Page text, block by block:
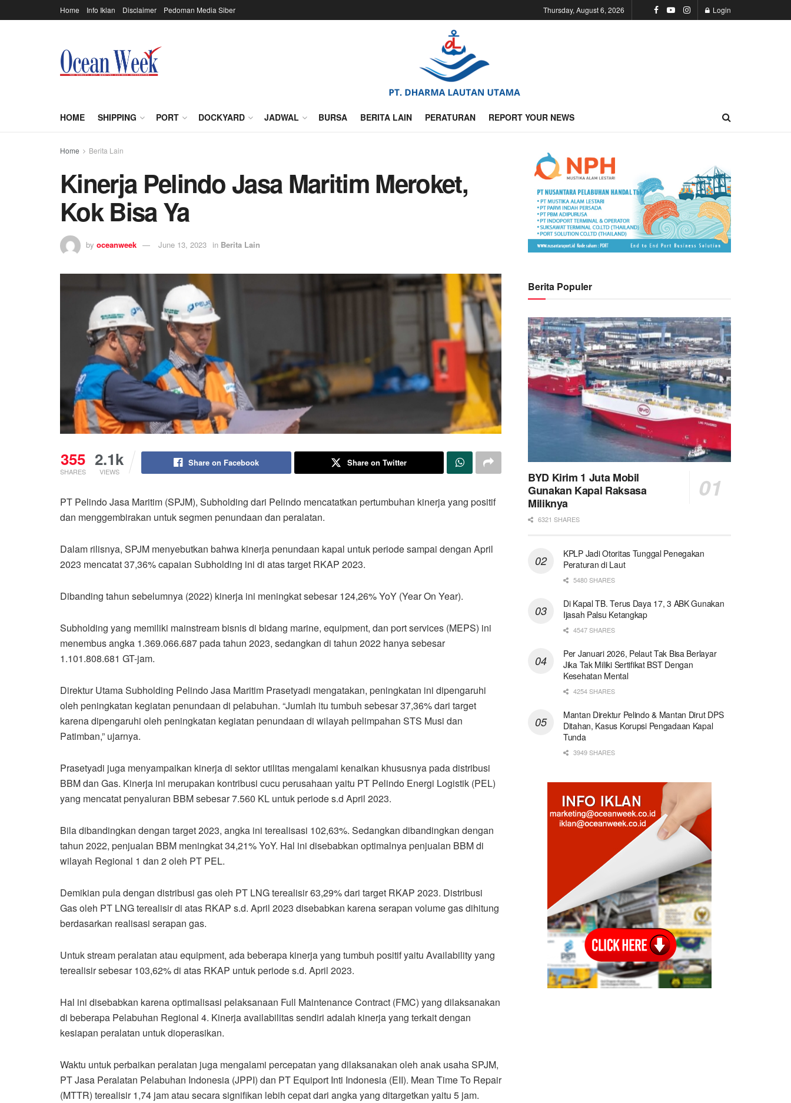
Home Info Iklan Disclaimer Pedoman Media Siber Thursday, August 6, 2026 Login
HOME SHIPPING PORT DOCKYARD JADWAL BURSA BERITA LAIN PERATURAN REPORT YOUR NEWS
Home Berita Lain
Kinerja Pelindo Jasa Maritim Meroket,
Kok Bisa Ya
by oceanweek June 13, 2023 in Berita Lain
355
SHARES
2.1k
VIEWS
Share on Facebook Share on Twitter
PT Pelindo Jasa Maritim (SPJM), Subholding dari Pelindo mencatatkan pertumbuhan kinerja yang positif
dan menggembirakan untuk segmen penundaan dan peralatan.
Dalam rilisnya, SPJM menyebutkan bahwa kinerja penundaan kapal untuk periode sampai dengan April
2023 mencatat 37,36% capaian Subholding ini di atas target RKAP 2023.
Dibanding tahun sebelumnya (2022) kinerja ini meningkat sebesar 124,26% YoY (Year On Year).
Subholding yang memiliki mainstream bisnis di bidang marine, equipment, dan port services (MEPS) ini
menembus angka 1.369.066.687 pada tahun 2023, sedangkan di tahun 2022 hanya sebesar
1.101.808.681 GT-jam.
Direktur Utama Subholding Pelindo Jasa Maritim Prasetyadi mengatakan, peningkatan ini dipengaruhi
oleh peningkatan kegiatan penundaan di pelabuhan. “Jumlah itu tumbuh sebesar 37,36% dari target
karena dipengaruhi oleh peningkatan kegiatan penundaan di wilayah pelimpahan STS Musi dan
Patimban,” ujarnya.
Prasetyadi juga menyampaikan kinerja di sektor utilitas mengalami kenaikan khususnya pada distribusi
BBM dan Gas. Kinerja ini merupakan kontribusi cucu perusahaan yaitu PT Pelindo Energi Logistik (PEL)
yang mencatat penyaluran BBM sebesar 7.560 KL untuk periode s.d April 2023.
Bila dibandingkan dengan target 2023, angka ini terealisasi 102,63%. Sedangkan dibandingkan dengan
tahun 2022, penjualan BBM meningkat 34,21% YoY. Hal ini disebabkan optimalnya penjualan BBM di
wilayah Regional 1 dan 2 oleh PT PEL.
Demikian pula dengan distribusi gas oleh PT LNG terealisir 63,29% dari target RKAP 2023. Distribusi
Gas oleh PT LNG terealisir di atas RKAP s.d. April 2023 disebabkan karena serapan volume gas dihitung
berdasarkan realisasi serapan gas.
Untuk stream peralatan atau equipment, ada beberapa kinerja yang tumbuh positif yaitu Availability yang
terealisir sebesar 103,62% di atas RKAP untuk periode s.d. April 2023.
Hal ini disebabkan karena optimalisasi pelaksanaan Full Maintenance Contract (FMC) yang dilaksanakan
di beberapa Pelabuhan Regional 4. Kinerja availabilitas sendiri adalah kinerja yang terkait dengan
kesiapan peralatan untuk dioperasikan.
Waktu untuk perbaikan peralatan juga mengalami percepatan yang dilaksanakan oleh anak usaha SPJM,
PT Jasa Peralatan Pelabuhan Indonesia (JPPI) dan PT Equiport Inti Indonesia (EII). Mean Time To Repair
(MTTR) terealisir 1,74 jam atau secara signifikan lebih cepat dari angka yang ditargetkan yaitu 5 jam.
Berita Populer
BYD Kirim 1 Juta Mobil
Gunakan Kapal Raksasa
Miliknya
6321 SHARES
KPLP Jadi Otoritas Tunggal Penegakan
Peraturan di Laut
5480 SHARES
Di Kapal TB. Terus Daya 17, 3 ABK Gunakan
Ijasah Palsu Ketangkap
4547 SHARES
Per Januari 2026, Pelaut Tak Bisa Berlayar
Jika Tak Miliki Sertifikat BST Dengan
Kesehatan Mental
4254 SHARES
Mantan Direktur Pelindo & Mantan Dirut DPS
Ditahan, Kasus Korupsi Pengadaan Kapal
Tunda
3949 SHARES